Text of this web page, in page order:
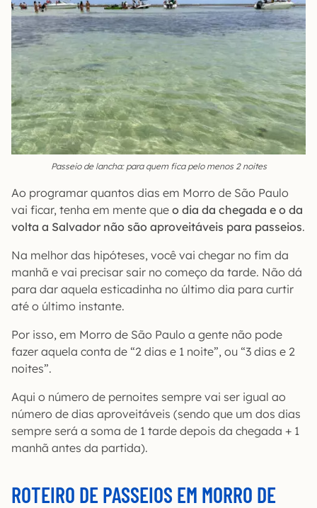
Passeio de lancha: para quem fica pelo menos 2 noites
Ao programar quantos dias em Morro de São Paulo
vai ficar, tenha em mente que o dia da chegada e o da
volta a Salvador não são aproveitáveis para passeios.
Na melhor das hipóteses, você vai chegar no fim da
manhã e vai precisar sair no começo da tarde. Não dá
para dar aquela esticadinha no último dia para curtir
até o último instante.
Por isso, em Morro de São Paulo a gente não pode
fazer aquela conta de “2 dias e 1 noite”, ou “3 dias e 2
noites”.
Aqui o número de pernoites sempre vai ser igual ao
número de dias aproveitáveis (sendo que um dos dias
sempre será a soma de 1 tarde depois da chegada + 1
manhã antes da partida).
ROTEIRO DE PASSEIOS EM MORRO DE